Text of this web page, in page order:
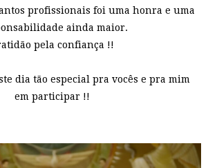
profissionais foi uma honra e uma
ainda maior.
pela confiança !!
dia tão especial pra vocês e pra mim
em participar !!